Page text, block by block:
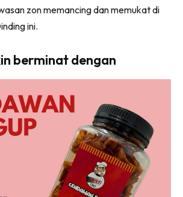
zon memancing dan memukat di
ini.
berminat dengan